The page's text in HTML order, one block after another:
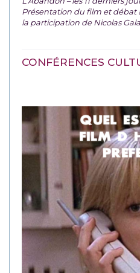
Présentation du film et débat
la participation de Nicolas
CONFÉRENCES